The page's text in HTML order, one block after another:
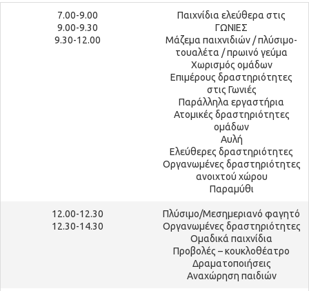
7.00-9.00
9.00-9.30
9.30-12.00
Παιχνίδια ελεύθερα στις
ΓΩΝΙΕΣ
Μάζεμα παιχνιδιών / πλύσιμο-
τουαλέτα / πρωινό γεύμα
Χωρισμός ομάδων
Επιμέρους δραστηριότητες
στις Γωνιές
Παράλληλα εργαστήρια
Ατομικές δραστηριότητες
ομάδων
Αυλή
Ελεύθερες δραστηριότητες
Οργανωμένες δραστηριότητες
ανοιχτού χώρου
Παραμύθι
12.00-12.30
12.30-14.30
Πλύσιμο/Μεσημεριανό φαγητό
Οργανωμένες δραστηριότητες
Ομαδικά παιχνίδια
Προβολές – κουκλοθέατρο
Δραματοποιήσεις
Αναχώρηση παιδιών